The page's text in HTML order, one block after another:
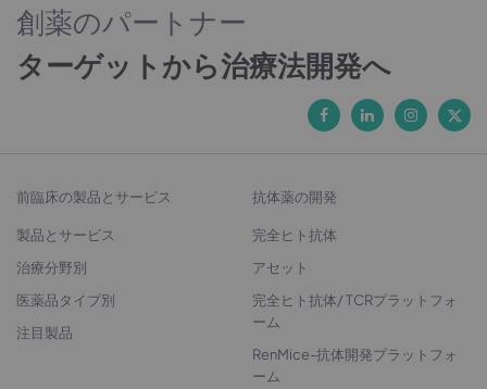
創薬のパートナー
ターゲットから治療法開発へ
前臨床の製品とサービス
製品とサービス
治療分野別
医薬品タイプ別
注目製品
抗体薬の開発
完全ヒト抗体
アセット
完全ヒト抗体/ TCRプラットフォ
ーム
RenMice-抗体開発プラットフォ
ーム